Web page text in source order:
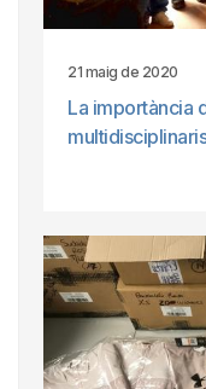
21 maig de 2020
La importància